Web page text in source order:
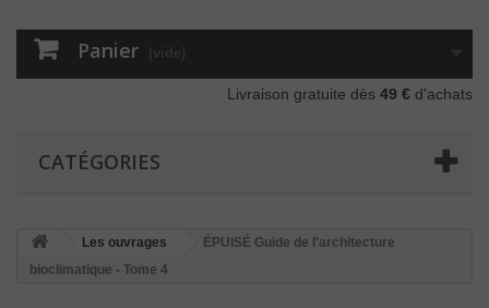
Panier (vide)
Livraison gratuite dès 49 € d'achats
CATÉGORIES
Les ouvrages
ÉPUISÉ Guide de l'architecture
bioclimatique - Tome 4